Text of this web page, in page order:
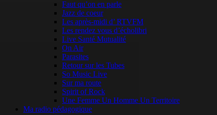
Faut qu’on en parle
Jazz de coeur
Les après-midi d’ RTVFM
Les rendez vous d’écholibri
Live Santé Mutualité
On Air
Parasites
Retour sur les Tubes
So Music Live
Sur ma route
Spirit of Rock
Une Femme Un Homme Un Territoire
Ma radio pédagogique